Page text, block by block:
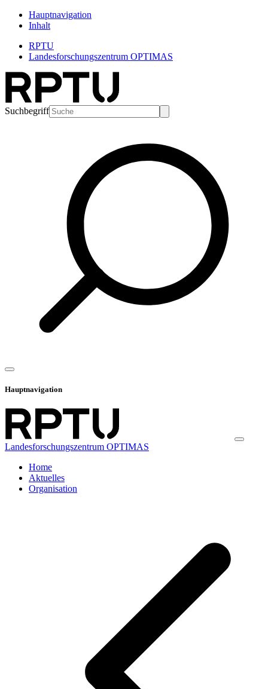
Hauptnavigation
Inhalt
RPTU
Landesforschungszentrum OPTIMAS
Suchbegriff
Hauptnavigation
Landesforschungszentrum OPTIMAS
Home
Aktuelles
Organisation